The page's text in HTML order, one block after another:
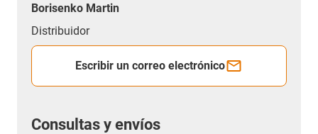
Borisenko Martin
Distribuidor
Escribir un correo electrónico
Consultas y envíos